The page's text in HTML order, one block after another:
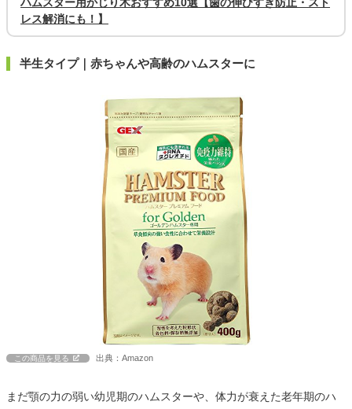
レス解消にも！】
半生タイプ｜赤ちゃんや高齢のハムスターに
この商品を見る 出典：Amazon
まだ顎の力の弱い幼児期のハムスターや、体力が衰えた老年期のハ